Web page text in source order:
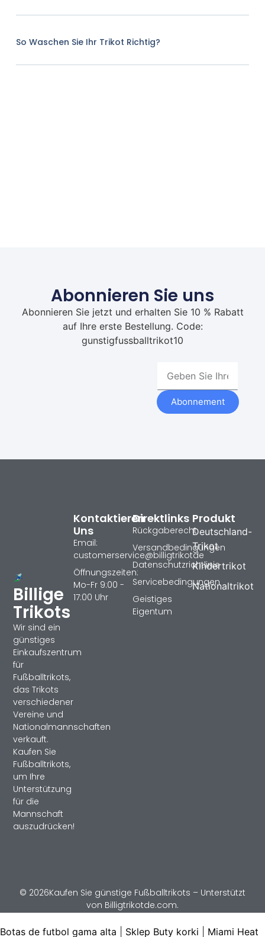
So Waschen Sie Ihr Trikot Richtig?
Abonnieren Sie uns
Abonnieren Sie jetzt und erhalten Sie 10 % Rabatt
auf Ihre erste Bestellung. Code:
gunstigfussballtrikot10
Abonnement
Billige
Trikots
Wir sind ein
günstiges
Einkaufszentrum
für
Fußballtrikots,
das Trikots
verschiedener
Vereine und
Nationalmannschaften
verkauft.
Kaufen Sie
Fußballtrikots,
um Ihre
Unterstützung
für die
Mannschaft
auszudrücken!
Produkt
Deutschland-
Trikot
Kindertrikot
Nationaltrikot
Direktlinks
Rückgaberecht
Versandbedingungen
Datenschutzrichtlinie
Servicebedingungen
Geistiges
Eigentum
Kontaktieren
Uns
Email:
customerservice@billigtrikotde
Öffnungszeiten:
Mo-Fr 9:00 -
17:00 Uhr
© 2026Kaufen Sie günstige Fußballtrikots – Unterstützt
von Billigtrikotde.com.
Botas de futbol gama alta Sklep Buty korki Miami Heat